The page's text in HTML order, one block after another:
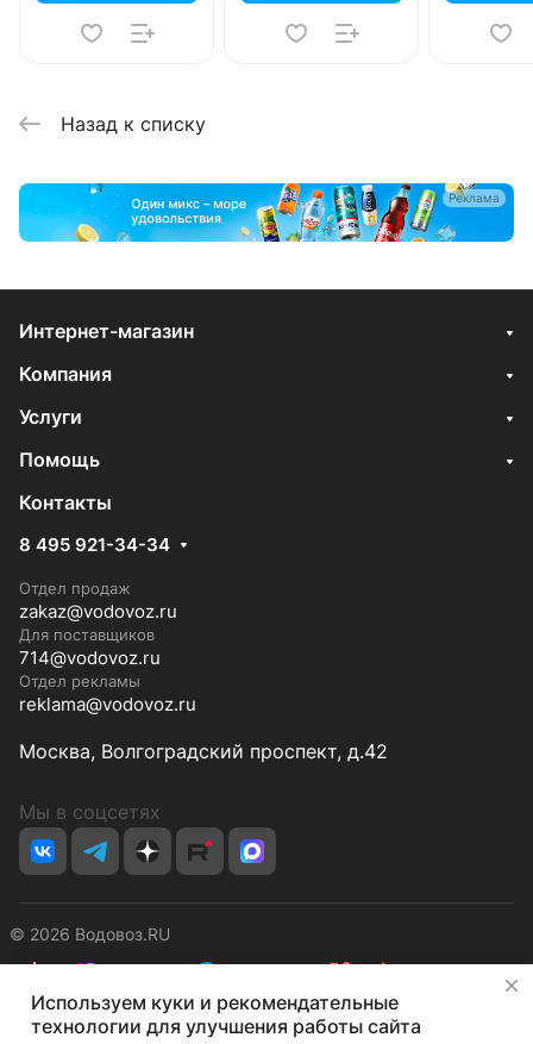
Назад к списку
Реклама
Интернет-магазин
Компания
Услуги
Помощь
Контакты
8 495 921-34-34
Отдел продаж
zakaz@vodovoz.ru
Для поставщиков
714@vodovoz.ru
Отдел рекламы
reklama@vodovoz.ru
Москва, Волгоградский проспект, д.42
Мы в соцсетях
© 2026 Водовоз.RU
КонфиденциальностьОферта
Используем куки и рекомендательные
технологии для улучшения работы сайта